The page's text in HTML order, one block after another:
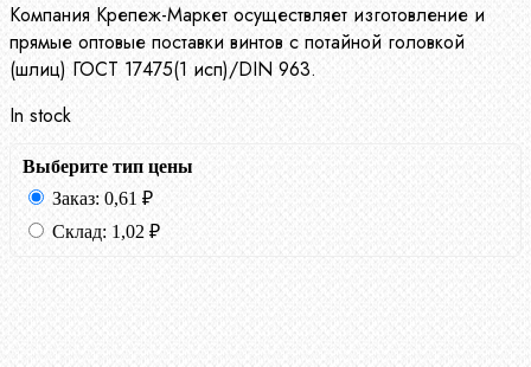
Компания Крепеж-Маркет осуществляет изготовление и
прямые оптовые поставки винтов с потайной головкой
(шлиц) ГОСТ 17475(1 исп)/DIN 963.
In stock
Выберите тип цены
Заказ: 0,61 ₽
Склад: 1,02 ₽